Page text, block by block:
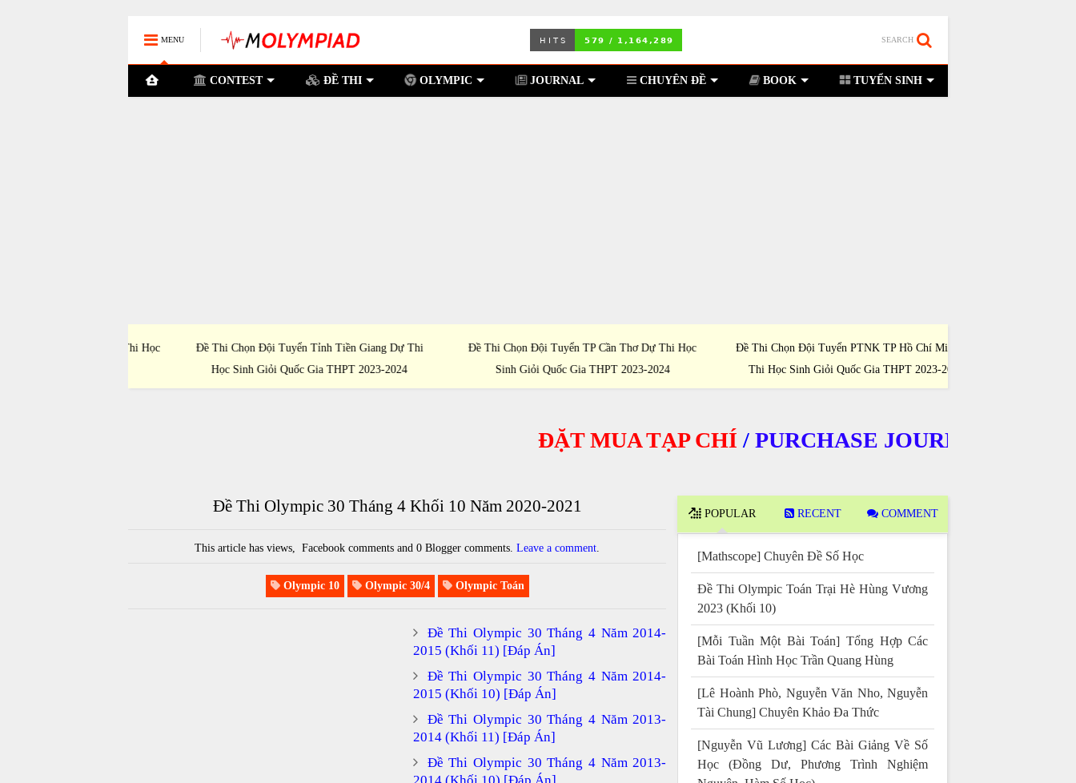
MENU SEARCH
CONTEST ĐỀ THI OLYMPIC JOURNAL CHUYÊN ĐỀ BOOK TUYỂN SINH
Đề Thi Chọn Đội Tuyển Tỉnh Tiền Giang Dự Thi
Học Sinh Giỏi Quốc Gia THPT 2023-2024
Đề Thi Chọn Đội Tuyển TP Cần Thơ Dự Thi Học
Sinh Giỏi Quốc Gia THPT 2023-2024
Đề Thi Chọn Đội Tuyển PTNK TP Hồ Chí Minh Dự
Thi Học Sinh Giỏi Quốc Gia THPT 2023-2024
ĐẶT MUA TẠP CHÍ/PURCHASE JOURNALS
Đề Thi Olympic 30 Tháng 4 Khối 10 Năm 2020-2021
This article hasviews, Facebook comments and 0 Blogger comments.Leave a comment
Olympic 10 Olympic 30/4 Olympic Toán
Đề Thi Olympic 30 Tháng 4 Năm 2014-
2015 (Khối 11) [Đáp Án]
Đề Thi Olympic 30 Tháng 4 Năm 2014-
2015 (Khối 10) [Đáp Án]
Đề Thi Olympic 30 Tháng 4 Năm 2013-
2014 (Khối 11) [Đáp Án]
Đề Thi Olympic 30 Tháng 4 Năm 2013-
2014 (Khối 10) [Đáp Án]
POPULAR RECENT COMMENT
[Mathscope] Chuyên Đề Số Học
Đề Thi Olympic Toán Trại Hè Hùng Vương
2023 (Khối 10)
[Mỗi Tuần Một Bài Toán] Tổng Hợp Các
Bài Toán Hình Học Trần Quang Hùng
[Lê Hoành Phò, Nguyễn Văn Nho, Nguyễn
Tài Chung] Chuyên Khảo Đa Thức
[Nguyễn Vũ Lương] Các Bài Giảng Về Số
Học (Đồng Dư, Phương Trình Nghiệm